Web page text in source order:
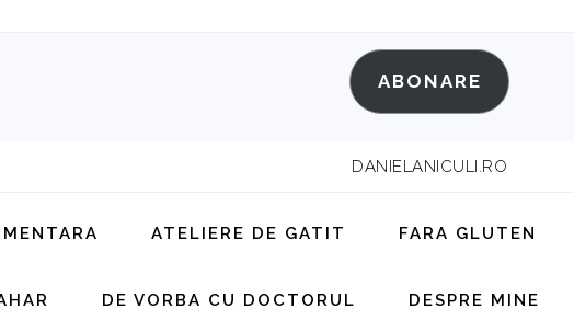
ABONARE
DANIELANICULI.RO
ATELIERE DE GATIT FARA GLUTEN
DE VORBA CU DOCTORUL DESPRE MINE